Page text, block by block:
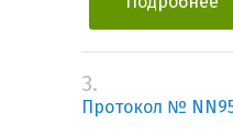
3.
Протокол №